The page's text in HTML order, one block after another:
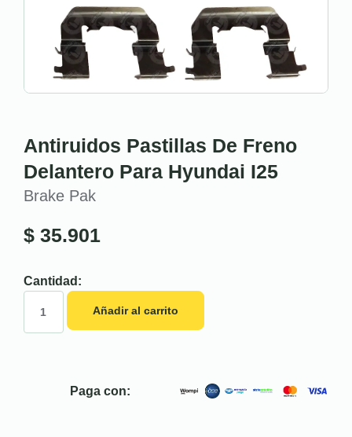
Antiruidos Pastillas De Freno
Delantero Para Hyundai I25
Brake Pak
$ 35.901
Cantidad:
Añadir al carrito
Paga con: